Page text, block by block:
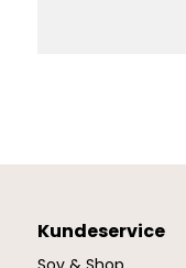
Kundeservice